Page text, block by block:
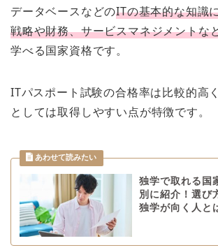
データベースなどのITの基本的な知識
戦略や財務、サービスマネジメントな
学べる国家資格です。
ITパスポート試験の合格率は比較的高
としては取得しやすい点が特徴です。
独学で取れる国
別に紹介！選び
独学が向く人と